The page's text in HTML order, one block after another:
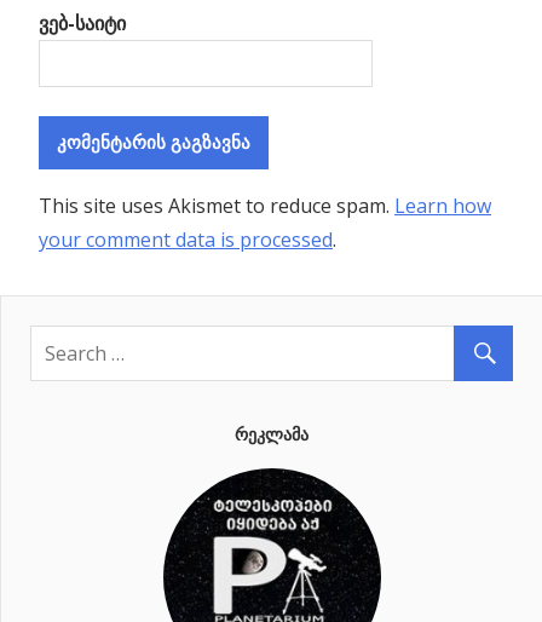
ვებ-საიტი
This site uses Akismet to reduce spam. Learn how
your comment data is processed.
ᲠᲔᲙᲚᲐᲛᲐ